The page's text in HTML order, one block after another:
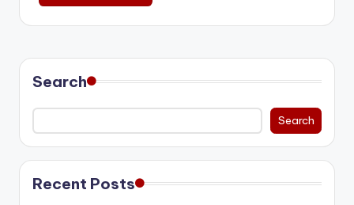
Search
Search
Recent Posts